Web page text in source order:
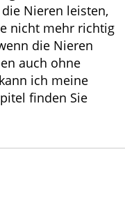
Nieren leisten,
nicht mehr richtig
die Nieren
auch ohne
ich meine
finden Sie